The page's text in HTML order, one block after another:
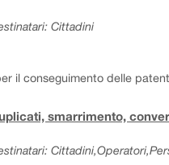
Cittadini
il conseguimento delle
smarrimento,